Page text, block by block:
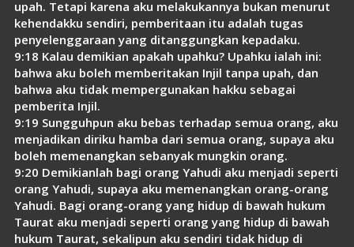
upah. Tetapi karena aku melakukannya bukan menurut
kehendakku sendiri, pemberitaan itu adalah tugas
penyelenggaraan yang ditanggungkan kepadaku.
9:18 Kalau demikian apakah upahku? Upahku ialah ini:
bahwa aku boleh memberitakan Injil tanpa upah, dan
bahwa aku tidak mempergunakan hakku sebagai
pemberita Injil.
9:19 Sungguhpun aku bebas terhadap semua orang, aku
menjadikan diriku hamba dari semua orang, supaya aku
boleh memenangkan sebanyak mungkin orang.
9:20 Demikianlah bagi orang Yahudi aku menjadi seperti
orang Yahudi, supaya aku memenangkan orang-orang
Yahudi. Bagi orang-orang yang hidup di bawah hukum
Taurat aku menjadi seperti orang yang hidup di bawah
hukum Taurat, sekalipun aku sendiri tidak hidup di